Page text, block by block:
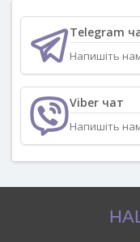
Telegram
Напишіть
Viber чат
Напишіть